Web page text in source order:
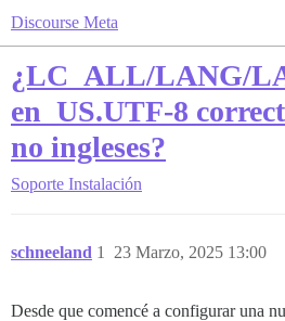
Discourse Meta
¿LC_ALL/LANG/
en_US.UTF-8
no ingleses?
Soporte Instalación
schneeland 23 Marzo, 2025 13:00
1
Desde que comencé a configurar una